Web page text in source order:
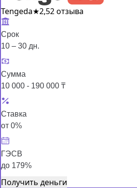
Tengeda★2,52 отзыва
Срок
10 – 30 дн.
Сумма
10 000 - 190 000 ₸
Ставка
от 0%
ГЭСВ
до 179%
Получить деньги